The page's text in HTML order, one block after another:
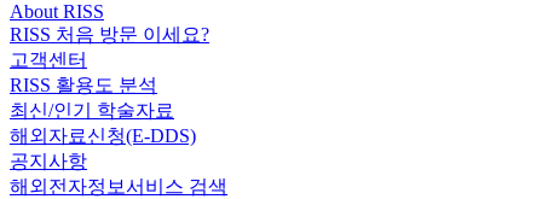
About RISS
RISS 처음 방문 이세요?
고객센터
RISS 활용도 분석
최신/인기 학술자료
해외자료신청(E-DDS)
공지사항
해외전자정보서비스 검색